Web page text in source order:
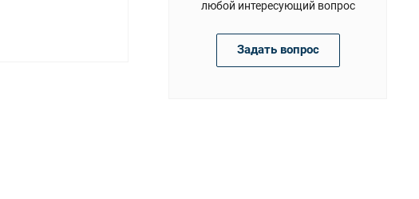
любой интересующий вопрос
Задать вопрос